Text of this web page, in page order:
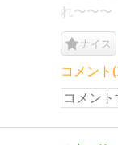
れ〜〜〜
ナイス
コメント